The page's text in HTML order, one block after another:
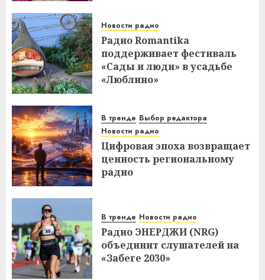
Новости радио
Радио Romantika
поддерживает фестиваль
«Сады и люди» в усадьбе
«Люблино»
В тренде Выбор редактора
Новости радио
Цифровая эпоха возвращает
ценность региональному
радио
В тренде Новости радио
Радио ЭНЕРДЖИ (NRG)
объединит слушателей на
«Забеге 2030»